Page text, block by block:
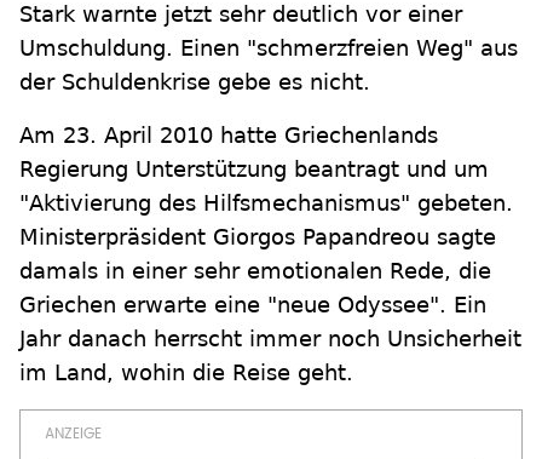
Stark warnte jetzt sehr deutlich vor einer
Umschuldung. Einen "schmerzfreien Weg" aus
der Schuldenkrise gebe es nicht.
Am 23. April 2010 hatte Griechenlands
Regierung Unterstützung beantragt und um
"Aktivierung des Hilfsmechanismus" gebeten.
Ministerpräsident Giorgos Papandreou sagte
damals in einer sehr emotionalen Rede, die
Griechen erwarte eine "neue Odyssee". Ein
Jahr danach herrscht immer noch Unsicherheit
im Land, wohin die Reise geht.